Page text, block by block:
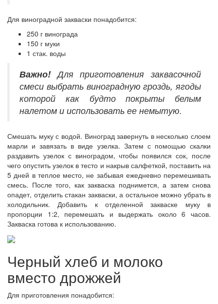
Для виноградной закваски понадобится:
250 г винограда
150 г муки
1 стак. воды
Важно!Для приготовления заквасочной
смеси выбрать виноградную гроздь, ягоды
которой как будто покрыты белым
налетом и использовать ее немытую.
Смешать муку с водой. Виноград завернуть в несколько слоем
марли и завязать в виде узелка. Затем с помощью скалки
раздавить узелок с виноградом, чтобы появился сок, после
чего опустить узелок в тесто и накрыв салфеткой, поставить на
5 дней в теплое место, не забывая ежедневно перемешивать
смесь. После того, как закваска поднимется, а затем снова
опадет, отделить стакан закваски, а остальное можно убрать в
холодильник. Добавить к отделенной закваске муку в
пропорции 1:2, перемешать и выдержать около 6 часов.
Закваска готова к использованию.
Черный хлеб и молоко
вместо дрожжей
Для приготовления понадобится: